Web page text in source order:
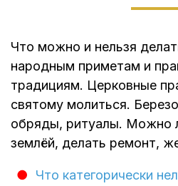
Что можно и нельзя
народным приметам и
традициям. Церковные
святому молиться.
обряды, ритуалы. Можно
землёй, делать ремонт,
Что категорически